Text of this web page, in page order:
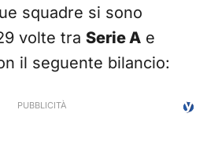
squadre si sono
volte tra Serie A e
il seguente bilancio: